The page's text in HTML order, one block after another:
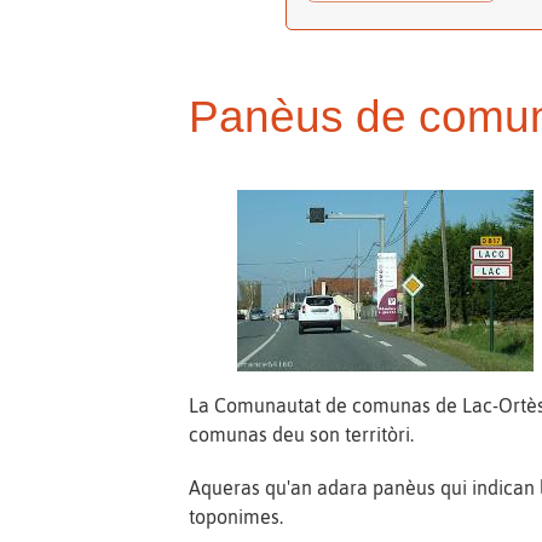
Panèus de
La Comunautat de comunas de Lac-
comunas deu son territòri.
Aqueras qu'an adara panèus qui
toponimes.